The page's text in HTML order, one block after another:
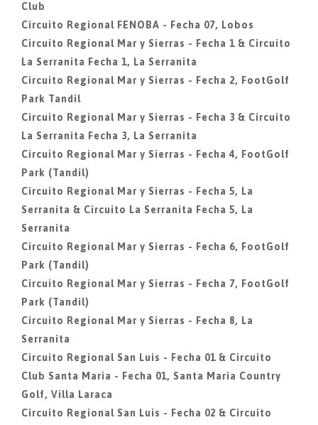
Club
Circuito Regional FENOBA - Fecha 07, Lobos
Circuito Regional Mar y Sierras - Fecha 1 & Circuito
La Serranita Fecha 1, La Serranita
Circuito Regional Mar y Sierras - Fecha 2, FootGolf
Park Tandil
Circuito Regional Mar y Sierras - Fecha 3 & Circuito
La Serranita Fecha 3, La Serranita
Circuito Regional Mar y Sierras - Fecha 4, FootGolf
Park (Tandil)
Circuito Regional Mar y Sierras - Fecha 5, La
Serranita & Circuito La Serranita Fecha 5, La
Serranita
Circuito Regional Mar y Sierras - Fecha 6, FootGolf
Park (Tandil)
Circuito Regional Mar y Sierras - Fecha 7, FootGolf
Park (Tandil)
Circuito Regional Mar y Sierras - Fecha 8, La
Serranita
Circuito Regional San Luis - Fecha 01 & Circuito
Club Santa Maria - Fecha 01, Santa Maria Country
Golf, Villa Laraca
Circuito Regional San Luis - Fecha 02 & Circuito